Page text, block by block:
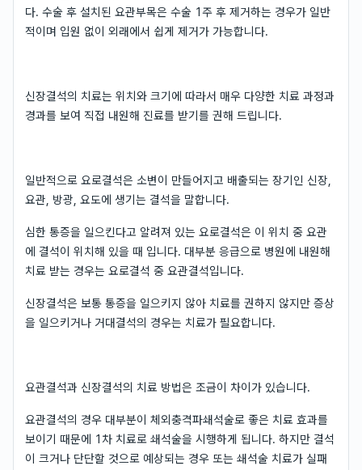
다. 수술 후 설치된 요관부목은 수술 1주 후 제거하는 경우가 일반
적이며 입원 없이 외래에서 쉽게 제거가 가능합니다.
신장결석의 치료는 위치와 크기에 따라서 매우 다양한 치료 과정과
경과를 보여 직접 내원해 진료를 받기를 권해 드립니다.
일반적으로 요로결석은 소변이 만들어지고 배출되는 장기인 신장,
요관, 방광, 요도에 생기는 결석을 말합니다.
심한 통증을 일으킨다고 알려져 있는 요로결석은 이 위치 중 요관
에 결석이 위치해 있을 때 입니다. 대부분 응급으로 병원에 내원해
치료 받는 경우는 요로결석 중 요관결석입니다.
신장결석은 보통 통증을 일으키지 않아 치료를 권하지 않지만 증상
을 일으키거나 거대결석의 경우는 치료가 필요합니다.
요관결석과 신장결석의 치료 방법은 조금이 차이가 있습니다.
요관결석의 경우 대부분이 체외충격파쇄석술로 좋은 치료 효과를
보이기 때문에 1차 치료로 쇄석술을 시행하게 됩니다. 하지만 결석
이 크거나 단단할 것으로 예상되는 경우 또는 쇄석술 치료가 실패